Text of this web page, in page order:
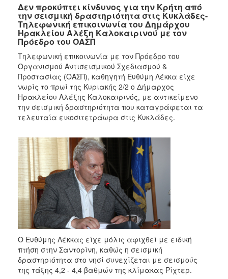
2022
2021
2020
2019
2018
2017
2016
2015
2013
2012
2011
2010
2006
ΤΟΠΟΣ
Δεν προκύπτει κίνδυνος για την Κρήτη από
την σεισμική δραστηριότητα στις Κυκλάδες-
Τηλεφωνική επικοινωνία του Δημάρχου
Ηρακλείου Αλέξη Καλοκαιρινού με τον
Πρόεδρο του ΟΑΣΠ
Τηλεφωνική επικοινωνία με τον Πρόεδρο του
Οργανισμού Αντισεισμικού Σχεδιασμού &
Προστασίας (ΟΑΣΠ), καθηγητή Ευθύμη Λέκκα είχε
νωρίς το πρωί της Κυριακής 2/2 ο Δήμαρχος
Ηρακλείου Αλέξης Καλοκαιρινός, με αντικείμενο
την σεισμική δραστηριότητα που καταγράφεται τα
τελευταία εικοσιτετράωρα στις Κυκλάδες.
Ο Ευθύμης Λέκκας είχε μόλις αφιχθεί με ειδική
πτήση στην Σαντορίνη, καθώς η σεισμική
δραστηριότητα στο νησί συνεχίζεται με σεισμούς
της τάξης 4,2 - 4,4 βαθμών της κλίμακας Ρίχτερ.